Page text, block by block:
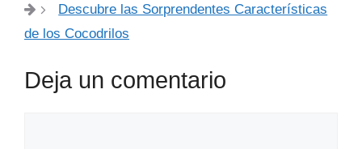
Descubre las Sorprendentes Características
de los Cocodrilos
Deja un comentario